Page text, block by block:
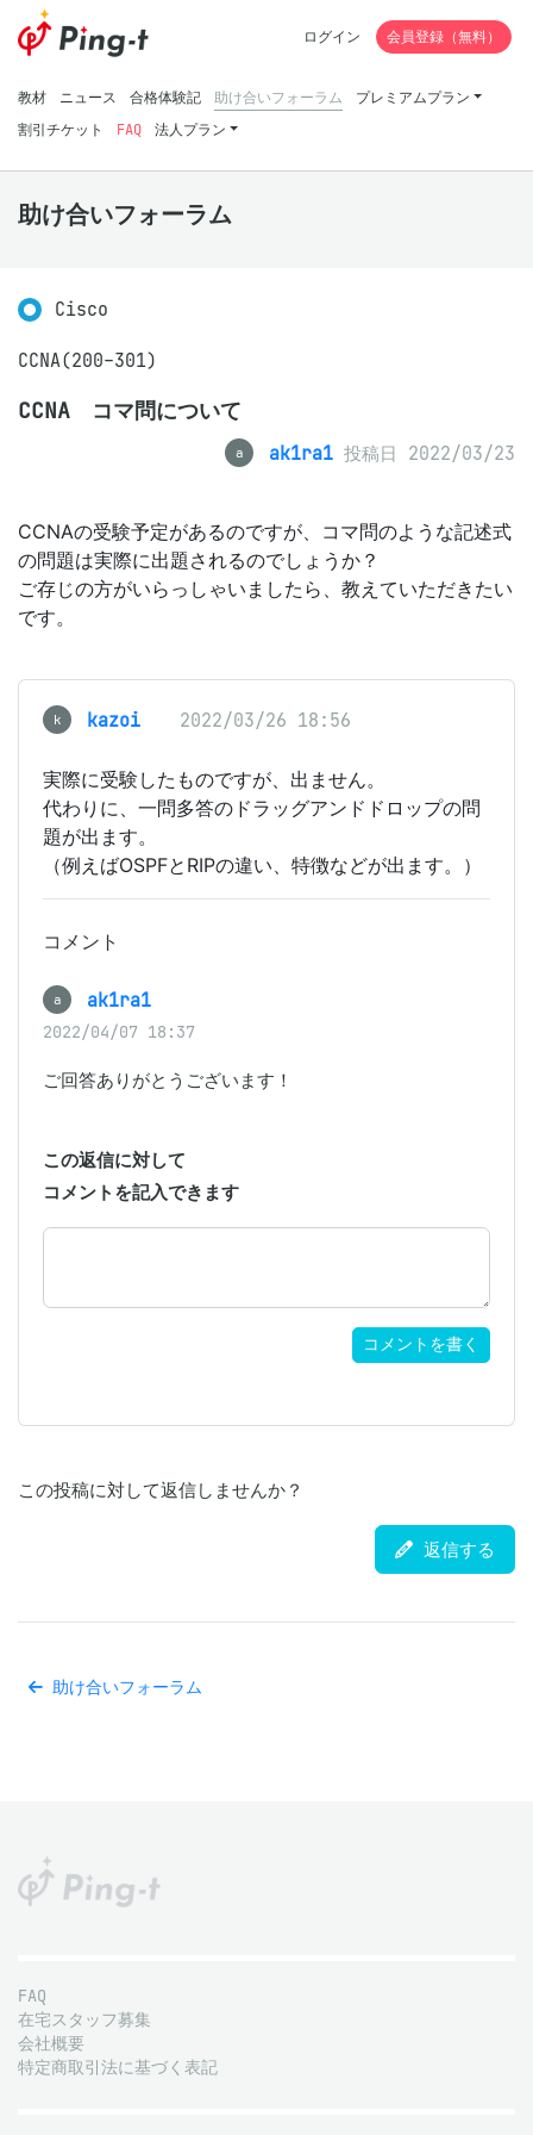
教材 ニュース 合格体験記 助け合いフォーラム
プレミアムプラン
割引チケット
FAQ 法人プラン
ログイン 会員登録（無料）
助け合いフォーラム
Cisco
CCNA(200-301)
CCNA コマ問について
a ak1ra1 投稿日 2022/03/23
CCNAの受験予定があるのですが、コマ問のような記述式
の問題は実際に出題されるのでしょうか？
ご存じの方がいらっしゃいましたら、教えていただきたい
です。
k kazoi 2022/03/26 18:56
実際に受験したものですが、出ません。
代わりに、一問多答のドラッグアンドドロップの問
題が出ます。
（例えばOSPFとRIPの違い、特徴などが出ます。）
コメント
a ak1ra1
2022/04/07 18:37
ご回答ありがとうございます！
この返信に対して
コメントを記入できます
コメントを書く
この投稿に対して返信しませんか？
返信する
助け合いフォーラム
FAQ
在宅スタッフ募集
会社概要
特定商取引法に基づく表記